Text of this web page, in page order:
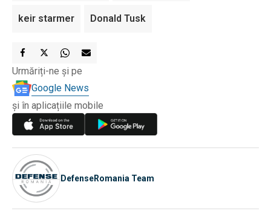
keir starmer Donald Tusk
Urmăriți-ne și pe
Google News
și în aplicațiile mobile
DefenseRomania Team